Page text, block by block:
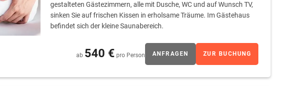
gestalteten Gästezimmern, alle mit Dusche, WC und auf Wunsch TV,
sinken Sie auf frischen Kissen in erholsame Träume. Im Gästehaus
befindet sich der kleine Saunabereich.
ab 540 € pro Person ANFRAGEN ZUR BUCHUNG